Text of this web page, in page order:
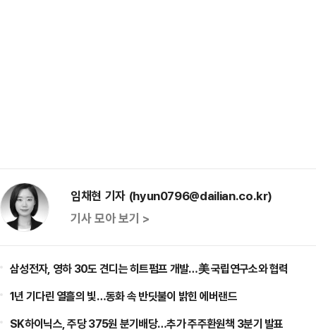
임채현 기자 (hyun0796@dailian.co.kr)
기사 모아 보기 >
삼성전자, 영하 30도 견디는 히트펌프 개발…美 국립연구소와 협력
1년 기다린 열흘의 빛…동화 속 반딧불이 밝힌 에버랜드
SK하이닉스, 주당 375원 분기배당…추가 주주환원책 3분기 발표